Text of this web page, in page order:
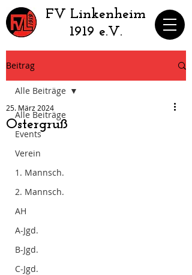
​FV Linkenheim
1919 e.V.
Beitrag
Alle Beiträge
Events
Verein
1. Mannsch.
2. Mannsch.
AH
A-Jgd.
B-Jgd.
C-Jgd.
Alle Beiträge
Ostergruß
25. März 2024